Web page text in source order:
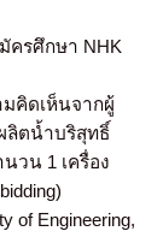
ครศึกษา NHK
คิดเห็นจากผู้
ลิตน้ำบริสุทธิ์
วน 1 เครื่อง
of Engineering,